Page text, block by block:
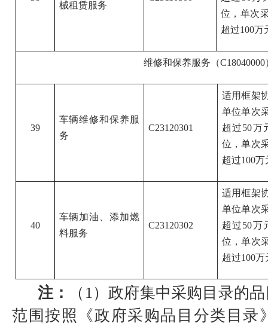
械租赁服务
位，单次
超过100万
维修和保养服务（C18040000
39
车辆维修和保养服
务
C23120301
适用框架
单位单次
超过50万
位，单次
超过100万
40
车辆加油、添加燃
料服务
C23120302
适用框架
单位单次
超过50万
位，单次
超过100万
注：
（1）政府集中采购目录的
范围按照《政府采购品目分类目录